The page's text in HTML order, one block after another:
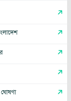
ঘোষণা